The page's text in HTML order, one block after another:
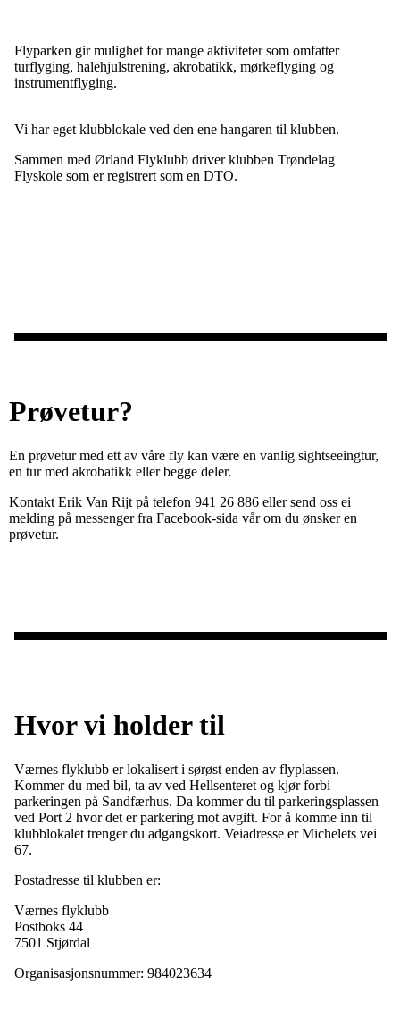
Flyparken gir mulighet for mange aktiviteter som omfatter
turflyging, halehjulstrening, akrobatikk, mørkeflyging og
instrumentflyging.
Vi har eget klubblokale ved den ene hangaren til klubben.
Sammen med Ørland Flyklubb driver klubben Trøndelag
Flyskole som er registrert som en DTO.
Prøvetur?
En prøvetur med ett av våre fly kan være en vanlig sightseeingtur,
en tur med akrobatikk eller begge deler.
Kontakt Erik Van Rijt på telefon 941 26 886 eller send oss ei
melding på messenger fra Facebook-sida vår om du ønsker en
prøvetur.
Hvor vi holder til
Værnes flyklubb er lokalisert i sørøst enden av flyplassen.
Kommer du med bil, ta av ved Hellsenteret og kjør forbi
parkeringen på Sandfærhus. Da kommer du til parkeringsplassen
ved Port 2 hvor det er parkering mot avgift. For å komme inn til
klubblokalet trenger du adgangskort. Veiadresse er Michelets vei
67.
Postadresse til klubben er:
Værnes flyklubb
Postboks 44
7501 Stjørdal
Organisasjonsnummer: 984023634